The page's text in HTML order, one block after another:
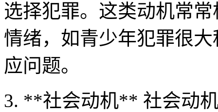
选择犯罪。这类动机常
情绪，如青少年犯罪很
应问题。
3. **社会动机** 社会动